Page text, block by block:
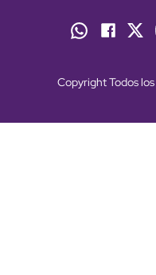
Copyright Todos